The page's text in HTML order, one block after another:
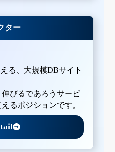
ター
る、大規模DBサイト
びるであろうサービ
るポジションです。